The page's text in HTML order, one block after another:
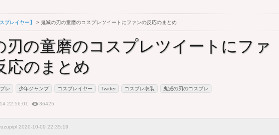
プレイヤー】 > 鬼滅の刃の童磨のコスプレツイートにファンの反応のまとめ
刃の童磨のコスプレツイートにファ
応のまとめ
レ 少年ジャンプ コスプレイヤー Twitter コスプレ衣装 鬼滅の刃のコスプレ
22:56:01 36425
2020-10-09 22:35:19